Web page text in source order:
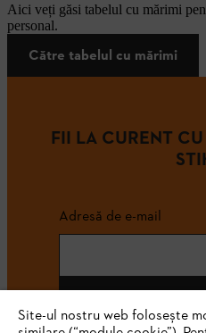
Aici veți găsi tabelul cu mărimi
personal.
Către tabelul cu mărimi
FII LA CURENT
Adresă de e-mail
Site-ul nostru web folosește